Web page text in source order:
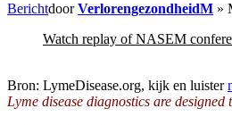
BerichtdoorVerlorengezondheidM »
Watch replay of NASEM
Bron: LymeDisease.org, kijk en luister
Lyme disease diagnostics are designed